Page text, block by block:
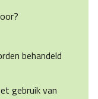
behandeld
gebruik van